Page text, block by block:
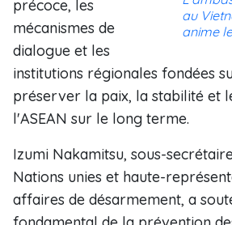
au
anime
précoce, les
mécanismes de
dialogue et les
institutions régionales fondées
préserver la paix, la stabilité et
l'ASEAN sur le long terme.
Izumi Nakamitsu, sous-
Nations unies et haute-
affaires de désarmement, a